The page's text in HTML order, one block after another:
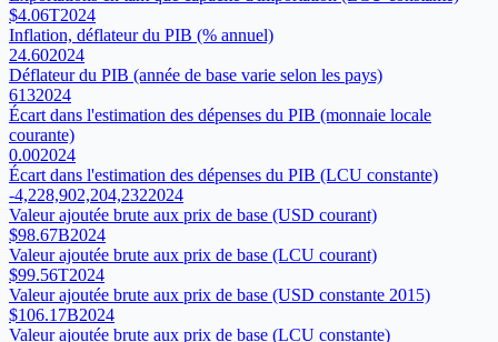
$4.06T2024
Inflation, déflateur du PIB (% annuel)
24.602024
Déflateur du PIB (année de base varie selon les pays)
6132024
Écart dans l'estimation des dépenses du PIB (monnaie locale
courante)
0.002024
Écart dans l'estimation des dépenses du PIB (LCU constante)
-4,228,902,204,2322024
Valeur ajoutée brute aux prix de base (USD courant)
$98.67B2024
Valeur ajoutée brute aux prix de base (LCU courant)
$99.56T2024
Valeur ajoutée brute aux prix de base (USD constante 2015)
$106.17B2024
Valeur ajoutée brute aux prix de base (LCU constante)